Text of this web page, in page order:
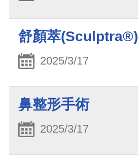
舒顏萃(Sculptra®)
2025/3/17
鼻整形手術
2025/3/17